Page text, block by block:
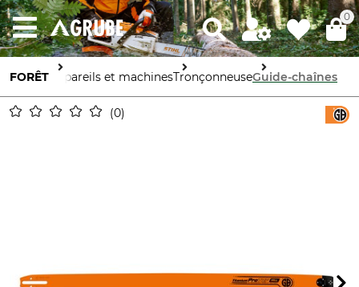
0
FORÊT Appareils et machinesTronçonneuseGuide-chaînes
0